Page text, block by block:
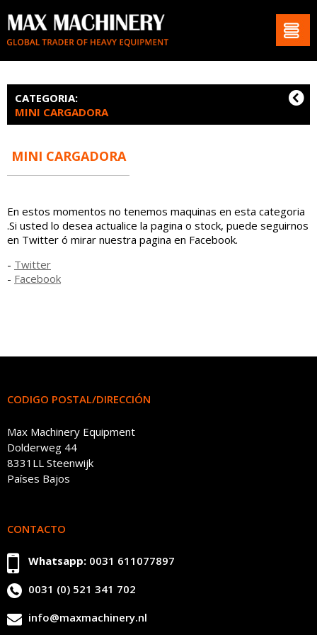
CATEGORIA:
MINI CARGADORA
MINI CARGADORA
En estos momentos no tenemos maquinas en esta categoria
.Si usted lo desea actualice la pagina o stock, puede seguirnos
en Twitter ó mirar nuestra pagina en Facebook.
- Twitter
- Facebook
CODIGO POSTAL/DIRECCIÓN
Max Machinery Equipment
Dolderweg 44
8331LL Steenwijk
Países Bajos
CONTACTO
Whatsapp: 0031 611077897
0031 (0) 521 341 702
info@maxmachinery.nl